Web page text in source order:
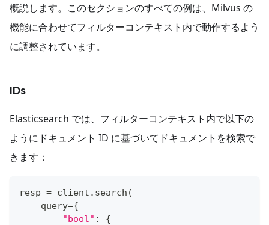
概説します。このセクションのすべての例は、Milvus の
機能に合わせてフィルターコンテキスト内で動作するよう
に調整されています。
IDs
Elasticsearch では、フィルターコンテキスト内で以下の
ようにドキュメント ID に基づいてドキュメントを検索で
きます：
resp = client . search (
    query
={
"bool" :
{